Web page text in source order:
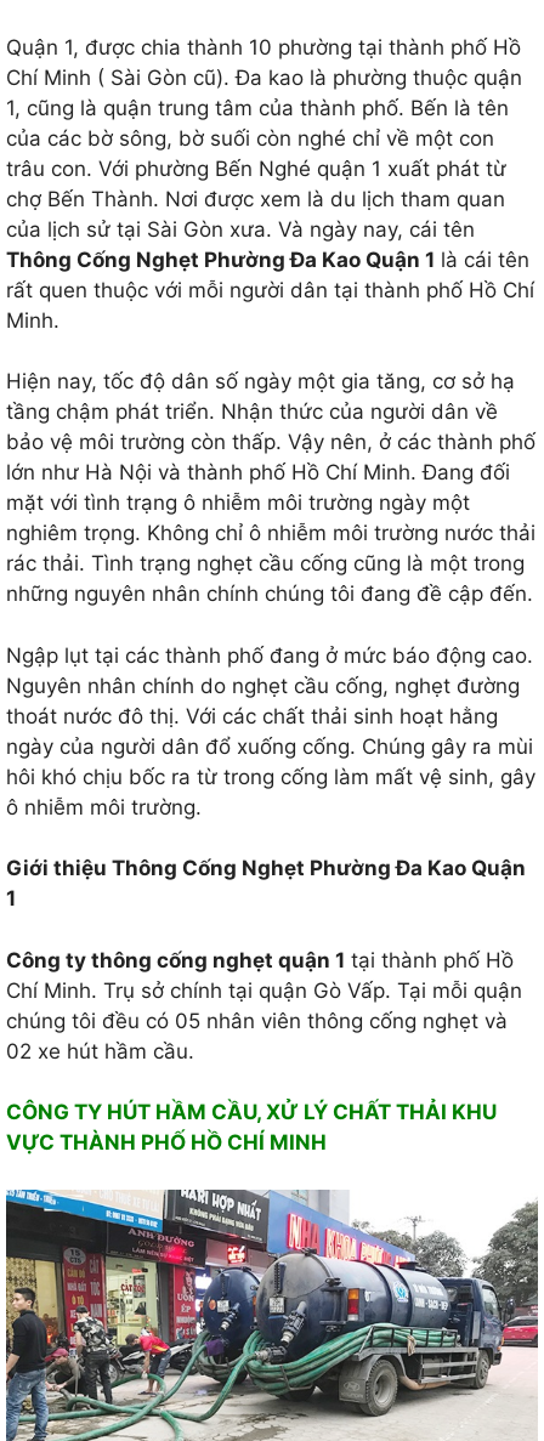
Quận 1, được chia thành 10 phường tại thành phố Hồ
Chí Minh ( Sài Gòn cũ). Đa kao là phường thuộc quận
1, cũng là quận trung tâm của thành phố. Bến là tên
của các bờ sông, bờ suối còn nghé chỉ về một con
trâu con. Với phường Bến Nghé quận 1 xuất phát từ
chợ Bến Thành. Nơi được xem là du lịch tham quan
của lịch sử tại Sài Gòn xưa. Và ngày nay, cái tên
Thông Cống Nghẹt Phường Đa Kao Quận 1 là cái tên
rất quen thuộc với mỗi người dân tại thành phố Hồ Chí
Minh.
Hiện nay, tốc độ dân số ngày một gia tăng, cơ sở hạ
tầng chậm phát triển. Nhận thức của người dân về
bảo vệ môi trường còn thấp. Vậy nên, ở các thành phố
lớn như Hà Nội và thành phố Hồ Chí Minh. Đang đối
mặt với tình trạng ô nhiễm môi trường ngày một
nghiêm trọng. Không chỉ ô nhiễm môi trường nước thải
rác thải. Tình trạng nghẹt cầu cống cũng là một trong
những nguyên nhân chính chúng tôi đang đề cập đến.
Ngập lụt tại các thành phố đang ở mức báo động cao.
Nguyên nhân chính do nghẹt cầu cống, nghẹt đường
thoát nước đô thị. Với các chất thải sinh hoạt hằng
ngày của người dân đổ xuống cống. Chúng gây ra mùi
hôi khó chịu bốc ra từ trong cống làm mất vệ sinh, gây
ô nhiễm môi trường.
Giới thiệu Thông Cống Nghẹt Phường Đa Kao Quận
1
Công ty thông cống nghẹt quận 1 tại thành phố Hồ
Chí Minh. Trụ sở chính tại quận Gò Vấp. Tại mỗi quận
chúng tôi đều có 05 nhân viên thông cống nghẹt và
02 xe hút hầm cầu.
CÔNG TY HÚT HẦM CẦU, XỬ LÝ CHẤT THẢI KHU
VỰC THÀNH PHỐ HỒ CHÍ MINH